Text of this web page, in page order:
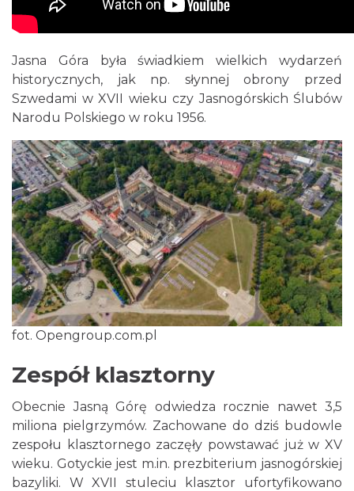
Jasna Góra była świadkiem wielkich wydarzeń
historycznych, jak np. słynnej obrony przed
Szwedami w XVII wieku czy Jasnogórskich Ślubów
Narodu Polskiego w roku 1956.
fot. Opengroup.com.pl
Zespół klasztorny
Obecnie Jasną Górę odwiedza rocznie nawet 3,5
miliona pielgrzymów. Zachowane do dziś budowle
zespołu klasztornego zaczęły powstawać już w XV
wieku. Gotyckie jest m.in. prezbiterium jasnogórskiej
bazyliki. W XVII stuleciu klasztor ufortyfikowano